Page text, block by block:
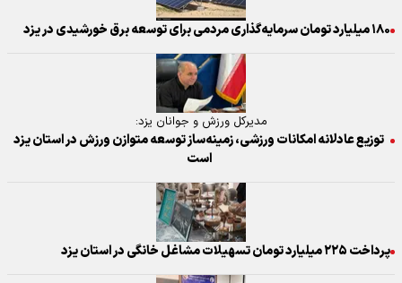
۱۸۰ میلیارد تومان سرمایه‌گذاری مردمی برای توسعه برق خورشیدی در یزد
مدیرکل ورزش و جوانان یزد:
توزیع عادلانه امکانات ورزشی، زمینه‌ساز توسعه متوازن ورزش در استان یزد
است
پرداخت ۲۲۵ میلیارد تومان تسهیلات مشاغل خانگی در استان یزد